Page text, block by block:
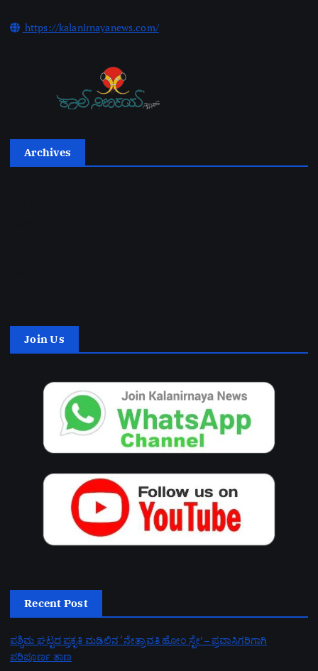
https://kalanirnayanews.com/
Archives
Join Us
Recent Post
ಪಶ್ಚಿಮ ಘಟ್ಟದ ಪ್ರಕೃತಿ ಮಡಿಲಿನ ‘ನೇತ್ರಾವತಿ ಹೋಂ ಸ್ಟೇ’ – ಪ್ರವಾಸಿಗರಿಗಾಗಿ
ಪರಿಪೂರ್ಣ ತಾಣ